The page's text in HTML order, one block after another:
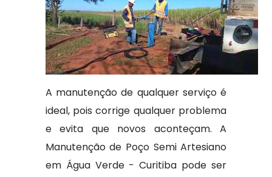
A manutenção de qualquer serviço é
ideal, pois corrige qualquer problema
e evita que novos aconteçam. A
Manutenção de Poço Semi Artesiano
em Água Verde - Curitiba pode ser